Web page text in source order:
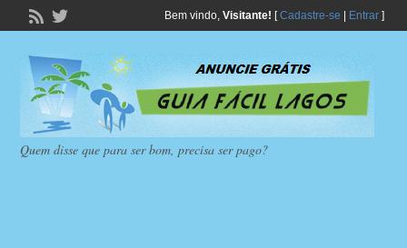
Bem vindo, Visitante! [Cadastre-se Entrar]
Quem disse que para ser bom, precisa ser pago?